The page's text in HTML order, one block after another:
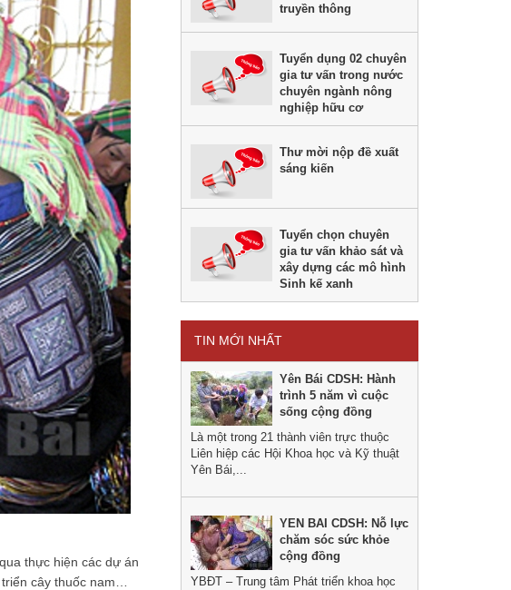
thực hiện các dự án
cây thuốc nam…
truyền thông
Tuyển dụng 02 chuyên
gia tư vấn trong nước
chuyên ngành nông
nghiệp hữu cơ
Thư mời nộp đề xuất
sáng kiến
Tuyển chọn chuyên
gia tư vấn khảo sát và
xây dựng các mô hình
Sinh kế xanh
TIN MỚI NHẤT
Yên Bái CDSH: Hành
trình 5 năm vì cuộc
sống cộng đồng
Là một trong 21 thành viên trực thuộc
Liên hiệp các Hội Khoa học và Kỹ thuật
Yên Bái,...
YEN BAI CDSH: Nỗ lực
chăm sóc sức khỏe
cộng đồng
YBĐT – Trung tâm Phát triển khoa học